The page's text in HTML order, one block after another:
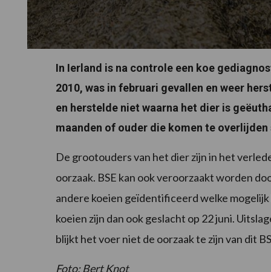
In Ierland is na controle een koe
2010, was in februari gevallen en weer
en herstelde niet waarna het dier is
maanden of ouder die komen te
De grootouders van het dier zijn in het
oorzaak. BSE kan ook veroorzaakt worden
andere koeien geïdentificeerd welke
koeien zijn dan ook geslacht op 22 juni.
blijkt het voer niet de oorzaak te zijn van dit
Foto: Bert Knot